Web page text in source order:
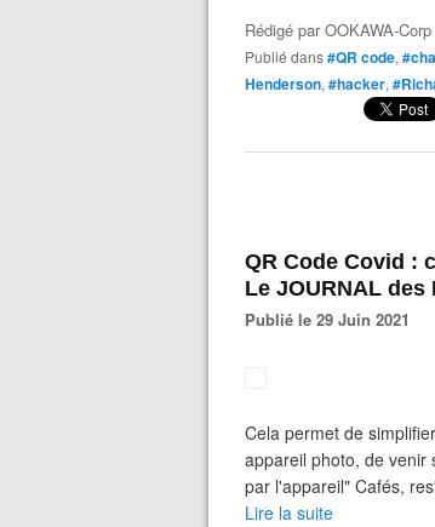
Rédigé parOOKAWA-Corp
Publié dans#QR code,
Henderson, #hacker,
QR Code Covid :
Le JOURNAL
Publié le 29 Juin 2021
Cela permet de
appareil photo, de venir
par l'appareil" Cafés,
Lire la suite